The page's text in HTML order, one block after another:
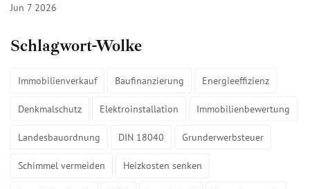
Jun 7 2026
Schlagwort-Wolke
Immobilienverkauf Baufinanzierung Energieeffizienz
Denkmalschutz Elektroinstallation Immobilienbewertung
Landesbauordnung DIN 18040 Grunderwerbsteuer
Schimmel vermeiden Heizkosten senken